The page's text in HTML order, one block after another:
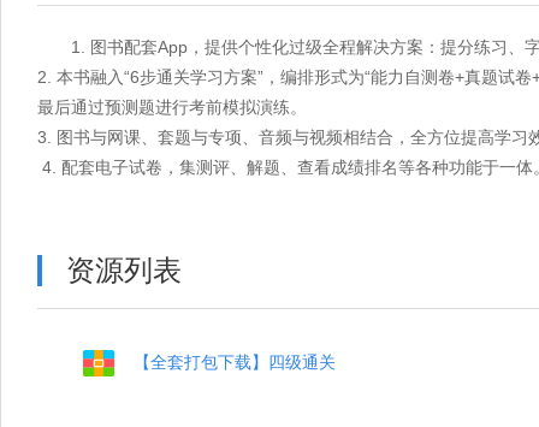
1. 图书配套App，提供个性化过级全程解决方案：提分练习、
2. 本书融入“6步通关学习方案”，编排形式为“能力自测卷+真题试
最后通过预测题进行考前模拟演练。
3. 图书与网课、套题与专项、音频与视频相结合，全方位提高学习
4. 配套电子试卷，集测评、解题、查看成绩排名等各种功能于一体
资源列表
【全套打包下载】四级通关